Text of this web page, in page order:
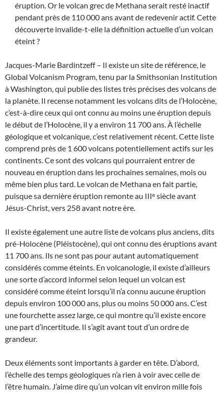
éruption. Or le volcan grec de Methana serait resté inactif
pendant près de 110 000 ans avant de redevenir actif. Cette
découverte invalide-t-elle la définition actuelle d’un volcan
éteint ?
Jacques-Marie Bardintzeff – Il existe un site de référence, le
Global Volcanism Program, tenu par la Smithsonian Institution
à Washington, qui publie des listes très précises des volcans de
la planète. Il recense notamment les volcans dits de l’Holocène,
c’est-à-dire ceux qui ont connu au moins une éruption depuis
le début de l’Holocène, il y a environ 11 700 ans. À l’échelle
géologique et volcanique, c’est relativement récent. Cette liste
comprend près de 1 600 volcans potentiellement actifs sur les
continents. Ce sont des volcans qui pourraient entrer de
nouveau en éruption dans les prochaines semaines, mois ou
même bien plus tard. Le volcan de Methana en fait partie,
puisque sa dernière éruption remonte au IIIᵉ siècle avant
Jésus-Christ, vers 258 avant notre ère.
Il existe également une autre liste de volcans plus anciens, dits
pré-Holocène (Pléistocène), qui ont connu des éruptions avant
11 700 ans. Ils ne sont pas pour autant automatiquement
considérés comme éteints. En volcanologie, il existe d’ailleurs
une sorte d’accord informel selon lequel un volcan est
considéré comme éteint lorsqu’il n’a connu aucune éruption
depuis environ 100 000 ans, plus ou moins 50 000 ans. C’est
une fourchette assez large, ce qui montre qu’il existe encore
une part d’incertitude. Il s’agit avant tout d’un ordre de
grandeur.
Deux éléments sont importants à garder en tête. D’abord,
l’échelle des temps géologiques n’a rien à voir avec celle de
l’être humain. J’aime dire qu’un volcan vit environ mille fois